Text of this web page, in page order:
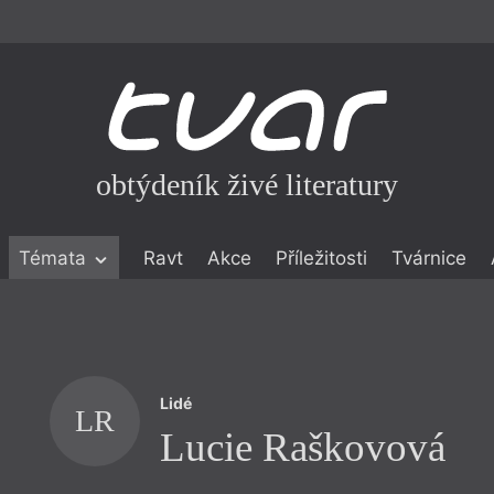
obtýdeník živé literatury
Témata Ravt Akce Příležitosti Tvárnice
LR Lidé
Lucie Raškovová